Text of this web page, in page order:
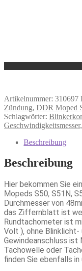
Artikelnummer: 310697
Zündung, DDR Moped
Schlagwörter:
Geschwindigkeitsmesser,
Beschreibung
Beschreibung
Hier bekommen Sie
Mopeds S50, S51N,
Durchmesser von
das Ziffernblatt ist
Rundtachometer ist
Volt ), ohne
Gewindeanschluss
Tachowelle oder
finden Sie ebenfalls in